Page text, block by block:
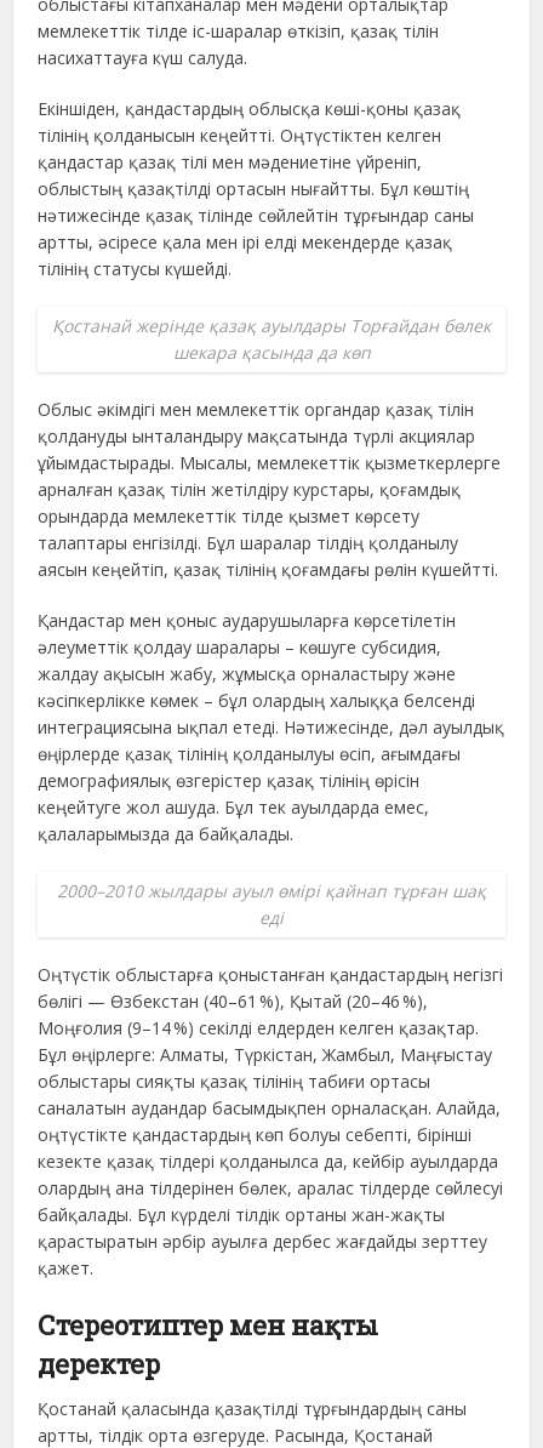
мемлекеттік тілде іс-шаралар өткізіп, қазақ тілін
насихаттауға күш салуда.
Екіншіден, қандастардың облысқа көші-қоны қазақ
тілінің қолданысын кеңейтті. Оңтүстіктен келген
қандастар қазақ тілі мен мәдениетіне үйреніп,
облыстың қазақтілді ортасын нығайтты. Бұл көштің
нәтижесінде қазақ тілінде сөйлейтін тұрғындар саны
артты, әсіресе қала мен ірі елді мекендерде қазақ
тілінің статусы күшейді.
Қостанай жерінде қазақ ауылдары Торғайдан бөлек
шекара қасында да көп
Облыс әкімдігі мен мемлекеттік органдар қазақ тілін
қолдануды ынталандыру мақсатында түрлі акциялар
ұйымдастырады. Мысалы, мемлекеттік қызметкерлерге
арналған қазақ тілін жетілдіру курстары, қоғамдық
орындарда мемлекеттік тілде қызмет көрсету
талаптары енгізілді. Бұл шаралар тілдің қолданылу
аясын кеңейтіп, қазақ тілінің қоғамдағы рөлін күшейтті.
Қандастар мен қоныс аударушыларға көрсетілетін
әлеуметтік қолдау шаралары – көшуге субсидия,
жалдау ақысын жабу, жұмысқа орналастыру және
кәсіпкерлікке көмек – бұл олардың халыққа белсенді
интеграциясына ықпал етеді. Нәтижесінде, дәл ауылдық
өңірлерде қазақ тілінің қолданылуы өсіп, ағымдағы
демографиялық өзгерістер қазақ тілінің өрісін
кеңейтуге жол ашуда. Бұл тек ауылдарда емес,
қалаларымызда да байқалады.
2000–2010 жылдары ауыл өмірі қайнап тұрған шақ
еді
Оңтүстік облыстарға қоныстанған қандастардың негізгі
бөлігі — Өзбекстан (40–61 %), Қытай (20–46 %),
Моңғолия (9–14 %) секілді елдерден келген қазақтар.
Бұл өңірлерге: Алматы, Түркістан, Жамбыл, Маңғыстау
облыстары сияқты қазақ тілінің табиғи ортасы
саналатын аудандар басымдықпен орналасқан. Алайда,
оңтүстікте қандастардың көп болуы себепті, бірінші
кезекте қазақ тілдері қолданылса да, кейбір ауылдарда
олардың ана тілдерінен бөлек, аралас тілдерде сөйлесуі
байқалады. Бұл күрделі тілдік ортаны жан-жақты
қарастыратын әрбір ауылға дербес жағдайды зерттеу
қажет.
Стереотиптер мен нақты
деректер
Қостанай қаласында қазақтілді тұрғындардың саны
артты, тілдік орта өзгеруде. Расында, Қостанай